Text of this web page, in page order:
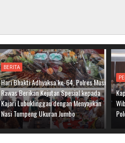
BERITA
Hari Bhakti Adhyaksa ke-64, Polres Musi
Rawas Berikan Kejutan Spesial kepada
Kajari Lubuklinggau dengan Menyajikan
Nasi Tumpeng Ukuran Jumbo